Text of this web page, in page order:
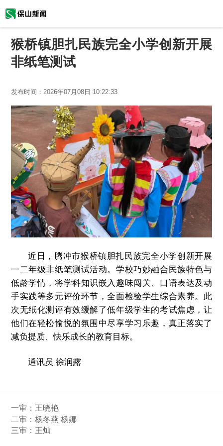
猴桥镇胆扎民族完全小学创新开展
非纸笔测试
发布时间： 2026年07月08日 10:22:33
近日，腾冲市猴桥镇胆扎民族完全小学创新开展
一二年级非纸笔测试活动。学校巧妙融合民族特色与
低龄学情，将学科知识嵌入趣味闯关、口语表达及动
手实践等多元评价环节，全面检验学生综合素养。此
次无纸化测评有效缓解了低年级学生的考试焦虑，让
他们在轻松愉悦的氛围中尽享学习乐趣，真正落实了
减负提质、快乐成长的教育目标。
通讯员 徐润露
一审： 王晓艳
二审：杨冬燕 杨娜
三审：王灿